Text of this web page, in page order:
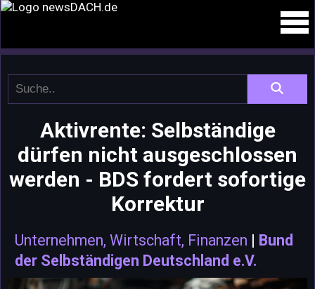
Aktivrente: Selbständige
dürfen nicht ausgeschlossen
werden - BDS fordert sofortige
Korrektur
Unternehmen, Wirtschaft, Finanzen | Bund
der Selbständigen Deutschland e.V.